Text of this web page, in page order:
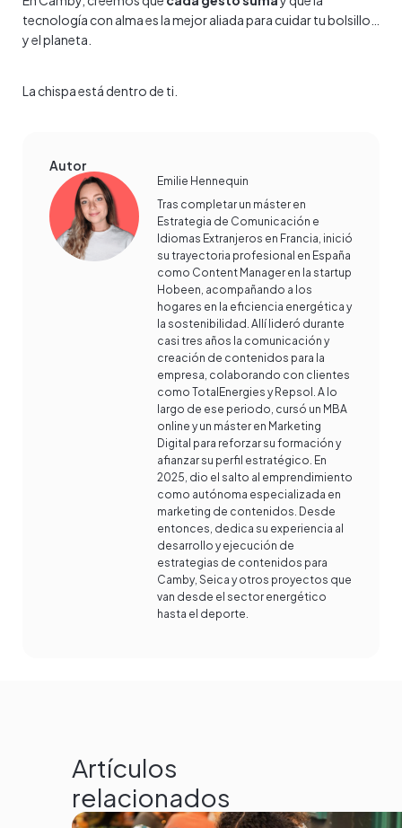
tecnología con alma es la mejor aliada para cuidar tu bolsillo…
y el planeta.
La chispa está dentro de ti.
Autor
Emilie Hennequin
Tras completar un máster en
Estrategia de Comunicación e
Idiomas Extranjeros en Francia, inició
su trayectoria profesional en España
como Content Manager en la startup
Hobeen, acompañando a los
hogares en la eficiencia energética y
la sostenibilidad. Allí lideró durante
casi tres años la comunicación y
creación de contenidos para la
empresa, colaborando con clientes
como TotalEnergies y Repsol. A lo
largo de ese periodo, cursó un MBA
online y un máster en Marketing
Digital para reforzar su formación y
afianzar su perfil estratégico. En
2025, dio el salto al emprendimiento
como autónoma especializada en
marketing de contenidos. Desde
entonces, dedica su experiencia al
desarrollo y ejecución de
estrategias de contenidos para
Camby, Seica y otros proyectos que
van desde el sector energético
hasta el deporte.
Artículos
relacionados